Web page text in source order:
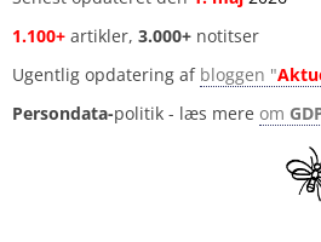
1.100+ artikler, 3.000+ notitser
Ugentlig opdatering af bloggen "
Persondata-politik - læs mere om